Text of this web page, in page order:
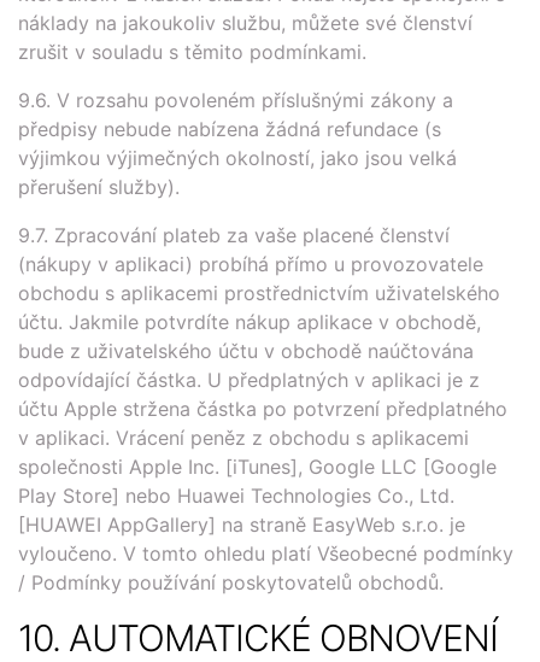
náklady na jakoukoliv službu, můžete své členství
zrušit v souladu s těmito podmínkami.
9.6. V rozsahu povoleném příslušnými zákony a
předpisy nebude nabízena žádná refundace (s
výjimkou výjimečných okolností, jako jsou velká
přerušení služby).
9.7. Zpracování plateb za vaše placené členství
(nákupy v aplikaci) probíhá přímo u provozovatele
obchodu s aplikacemi prostřednictvím uživatelského
účtu. Jakmile potvrdíte nákup aplikace v obchodě,
bude z uživatelského účtu v obchodě naúčtována
odpovídající částka. U předplatných v aplikaci je z
účtu Apple stržena částka po potvrzení předplatného
v aplikaci. Vrácení peněz z obchodu s aplikacemi
společnosti Apple Inc. [iTunes], Google LLC [Google
Play Store] nebo Huawei Technologies Co., Ltd.
[HUAWEI AppGallery] na straně EasyWeb s.r.o. je
vyloučeno. V tomto ohledu platí Všeobecné podmínky
/ Podmínky používání poskytovatelů obchodů.
10. AUTOMATICKÉ OBNOVENÍ